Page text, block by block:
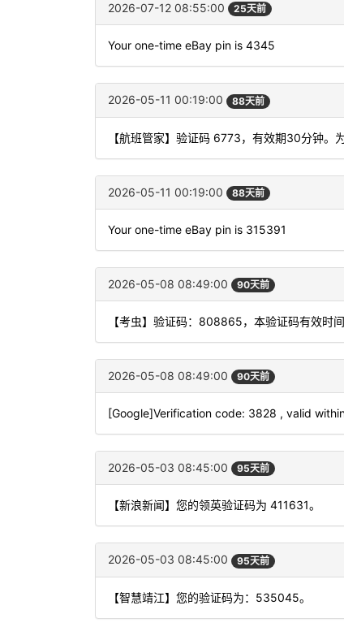
2026-07-12 08:55:00 25天前
Your one-time eBay pin is 4345
2026-05-11 00:19:00 88天前
【航班管家】验证码 6773，有效期30分钟。
2026-05-11 00:19:00 88天前
Your one-time eBay pin is 315391
2026-05-08 08:49:00 90天前
【考虫】验证码：808865，本验证码有效时
2026-05-08 08:49:00 90天前
[Google]Verification code: 3828 , valid
2026-05-03 08:45:00 95天前
【新浪新闻】您的领英验证码为 411631。
2026-05-03 08:45:00 95天前
【智慧靖江】您的验证码为：535045。